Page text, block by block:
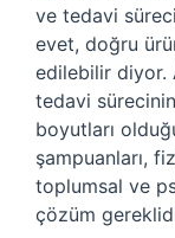
ve tedavi
evet, doğru
edilebilir diyor.
tedavi
boyutları
şampuanları,
toplumsal ve
çözüm